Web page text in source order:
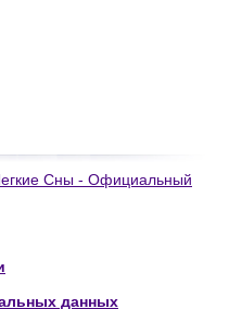
Сны - Официальный
данных